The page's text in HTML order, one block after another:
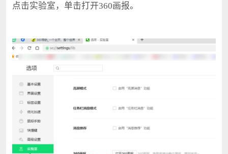
点击实验室，单击打开360画报。